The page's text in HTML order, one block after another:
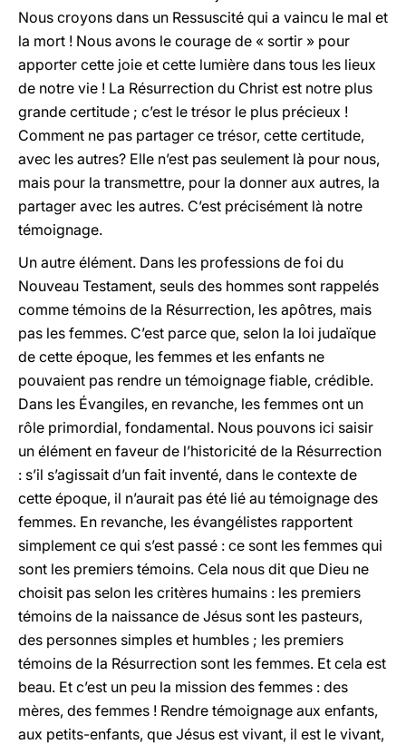
Nous croyons dans un Ressuscité qui a vaincu le mal et
la mort ! Nous avons le courage de « sortir » pour
apporter cette joie et cette lumière dans tous les lieux
de notre vie ! La Résurrection du Christ est notre plus
grande certitude ; c’est le trésor le plus précieux !
Comment ne pas partager ce trésor, cette certitude,
avec les autres? Elle n’est pas seulement là pour nous,
mais pour la transmettre, pour la donner aux autres, la
partager avec les autres. C’est précisément là notre
témoignage.
Un autre élément. Dans les professions de foi du
Nouveau Testament, seuls des hommes sont rappelés
comme témoins de la Résurrection, les apôtres, mais
pas les femmes. C’est parce que, selon la loi judaïque
de cette époque, les femmes et les enfants ne
pouvaient pas rendre un témoignage fiable, crédible.
Dans les Évangiles, en revanche, les femmes ont un
rôle primordial, fondamental. Nous pouvons ici saisir
un élément en faveur de l’historicité de la Résurrection
: s’il s’agissait d’un fait inventé, dans le contexte de
cette époque, il n’aurait pas été lié au témoignage des
femmes. En revanche, les évangélistes rapportent
simplement ce qui s’est passé : ce sont les femmes qui
sont les premiers témoins. Cela nous dit que Dieu ne
choisit pas selon les critères humains : les premiers
témoins de la naissance de Jésus sont les pasteurs,
des personnes simples et humbles ; les premiers
témoins de la Résurrection sont les femmes. Et cela est
beau. Et c’est un peu la mission des femmes : des
mères, des femmes ! Rendre témoignage aux enfants,
aux petits-enfants, que Jésus est vivant, il est le vivant,